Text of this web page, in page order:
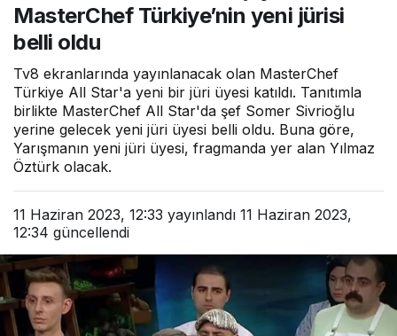
MasterChef Türkiye’nin yeni jürisi
belli oldu
Tv8 ekranlarında yayınlanacak olan MasterChef
Türkiye All Star'a yeni bir jüri üyesi katıldı. Tanıtımla
birlikte MasterChef All Star'da şef Somer Sivrioğlu
yerine gelecek yeni jüri üyesi belli oldu. Buna göre,
Yarışmanın yeni jüri üyesi, fragmanda yer alan Yılmaz
Öztürk olacak.
11 Haziran 2023, 12:33 yayınlandı 11 Haziran 2023,
12:34 güncellendi